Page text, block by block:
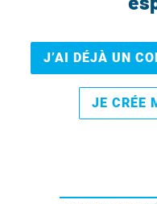
J’AI DÉJÀ UN
JE CRÉE